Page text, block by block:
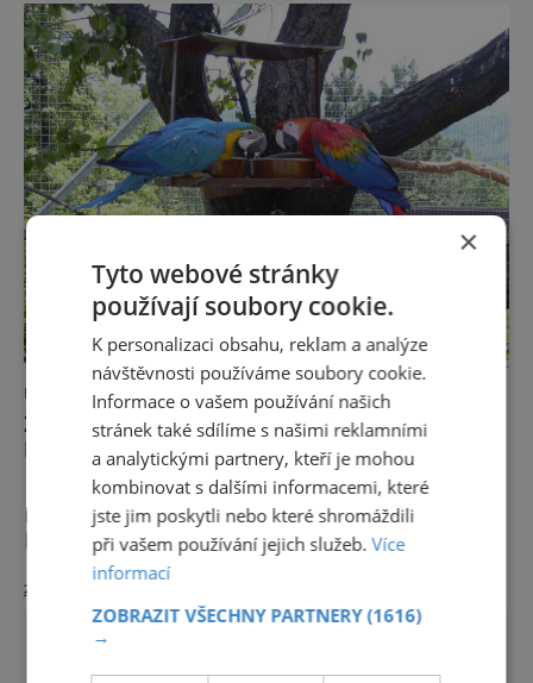
chovu zvířat na stejném místě pochází už
z předválečného období. Ve zdejším
městském parku bylo totiž již v ro
KAM S DĚTMI
ZOO ÚSTÍ NAD LABEM: NA POČÁTKU
BYL NADŠENÝ MILOVNÍK PTACTVA
Při návštěvě zoo v Ústí nad Labem se
musíme připravit na to, že procházka tu
bude trochu fyzicky náročná. Zahrada se
totiž rozkládá na svahu Mariánské skály
východně od městského centra. Tuhle
nevýhodu ale můžeme snadno proměnit
v plus, když si pro vstup nevybereme dolní
vchod v Drážďanské ulici, ale převýšení 96
zobrazit více >>
×
Tyto webové stránky
používají soubory cookie.
K personalizaci obsahu, reklam a analýze
návštěvnosti používáme soubory cookie.
Informace o vašem používání našich
stránek také sdílíme s našimi reklamními
a analytickými partnery, kteří je mohou
kombinovat s dalšími informacemi, které
jste jim poskytli nebo které shromáždili
při vašem používání jejich služeb.Více
informací
ZOBRAZIT VŠECHNY PARTNERY(1616)
→